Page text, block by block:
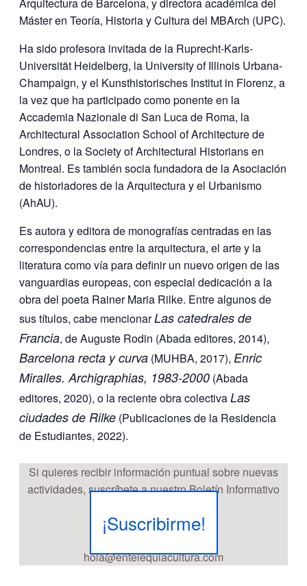
Máster en Teoría, Historia y Cultura del MBArch (UPC).
Ha sido profesora invitada de la Ruprecht-Karls-
Universität Heidelberg, la University of Illinois Urbana-
Champaign, y el Kunsthistorisches Institut in Florenz, a
la vez que ha participado como ponente en la
Accademia Nazionale di San Luca de Roma, la
Architectural Association School of Architecture de
Londres, o la Society of Architectural Historians en
Montreal. Es también socia fundadora de la Asociación
de historiadores de la Arquitectura y el Urbanismo
(AhAU).
Es autora y editora de monografías centradas en las
correspondencias entre la arquitectura, el arte y la
literatura como vía para definir un nuevo origen de las
vanguardias europeas, con especial dedicación a la
obra del poeta Rainer Maria Rilke. Entre algunos de
sus títulos, cabe mencionarLas catedrales de
Francia, de Auguste Rodin (Abada editores, 2014),
Barcelona recta y curva (MUHBA, 2017), Enric
Miralles. Archigraphias, 1983-2000 (Abada
editores, 2020), o la reciente obra colectivaLas
ciudades de Rilke (Publicaciones de la Residencia
de Estudiantes, 2022).
Si quieres recibir información puntual sobre nuevas
actividades, suscríbete a nuestro Boletín Informativo
¡Suscribirme!
hola@entelequiacultura.com